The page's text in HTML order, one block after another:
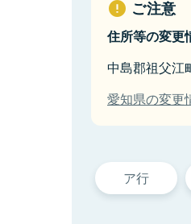
ご注意
住所等の変更
中島郡祖父江
愛知県の変更
ア行